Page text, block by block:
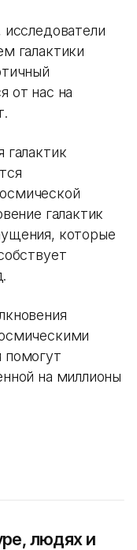
галактики
от нас на
галактик
галактик
которые
помогут
на миллионы
людях и